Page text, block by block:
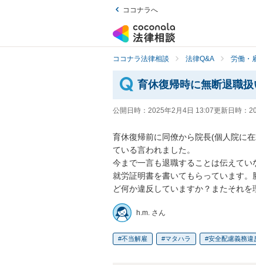
ココナラへ
ココナラ法律相談 法律Q&A 労働・
育休復帰時に無断退職
公開日時： 2025年2月4日 13:07更新日時：
育休復帰前に同僚から院長(個人院に
ている言われました。
今まで一言も退職することは伝えて
就労証明書を書いてもらっています
ど何か違反していますか？またそれ
h.m. さん
不当解雇 マタハラ 安全配慮義務違